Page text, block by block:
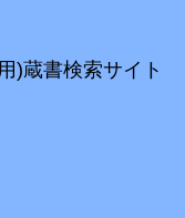
)蔵書検索サイト